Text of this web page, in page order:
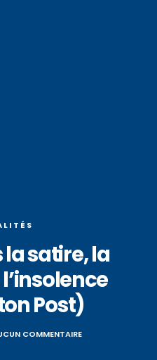
satire, la
Post)
COMMENTAIRE